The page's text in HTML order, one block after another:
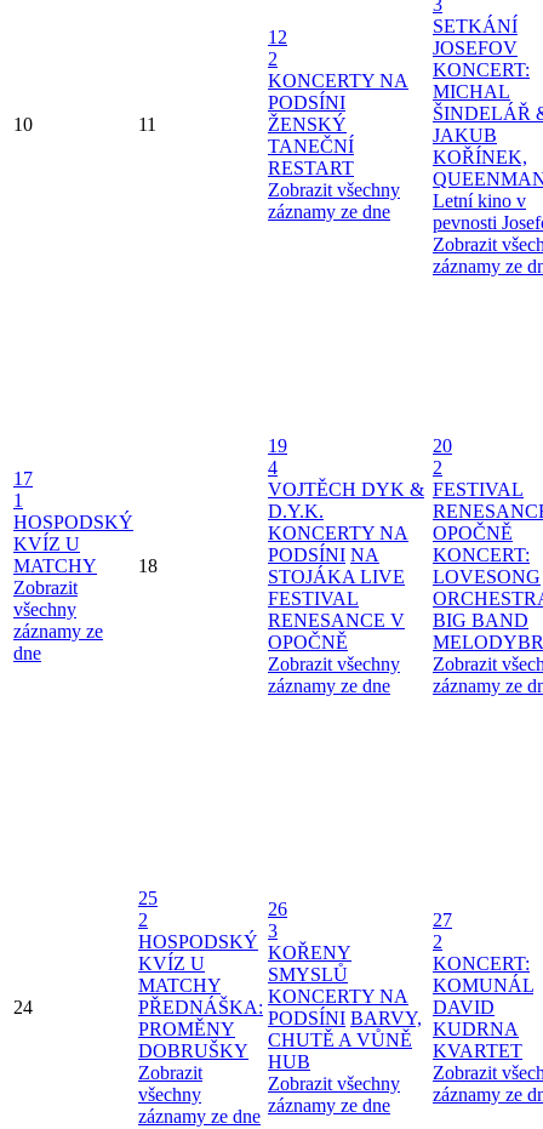
10 11
12
2
KONCERTY NA
PODSÍNI
ŽENSKÝ
TANEČNÍ
RESTART
Zobrazit všechny
záznamy ze dne
3
SETKÁNÍ
JOSEFOV
KONCERT:
MICHAL
ŠINDELÁŘ
JAKUB
KOŘÍNEK,
Letní kino v
pevnosti
Zobrazit
záznamy ze
17
1
HOSPODSKÝ
KVÍZ U
MATCHY
Zobrazit
všechny
záznamy ze
dne
18
19
4
VOJTĚCH DYK &
D.Y.K.
KONCERTY NA
PODSÍNI NA
STOJÁKA LIVE
FESTIVAL
RENESANCE V
OPOČNĚ
Zobrazit všechny
záznamy ze dne
20
2
FESTIVAL
OPOČNĚ
KONCERT:
LOVESONG
BIG BAND
Zobrazit
záznamy ze
24
25
2
HOSPODSKÝ
KVÍZ U
MATCHY
PŘEDNÁŠKA:
PROMĚNY
DOBRUŠKY
Zobrazit
všechny
záznamy ze dne
26
3
KOŘENY
SMYSLŮ
KONCERTY NA
PODSÍNI BARVY,
CHUTĚ A VŮNĚ
HUB
Zobrazit všechny
záznamy ze dne
27
2
KONCERT:
KOMUNÁL
DAVID
KUDRNA
KVARTET
Zobrazit
záznamy ze